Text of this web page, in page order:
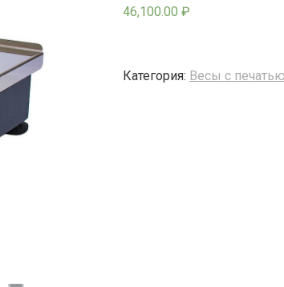
46,100.00 ₽
Категория: Весы с